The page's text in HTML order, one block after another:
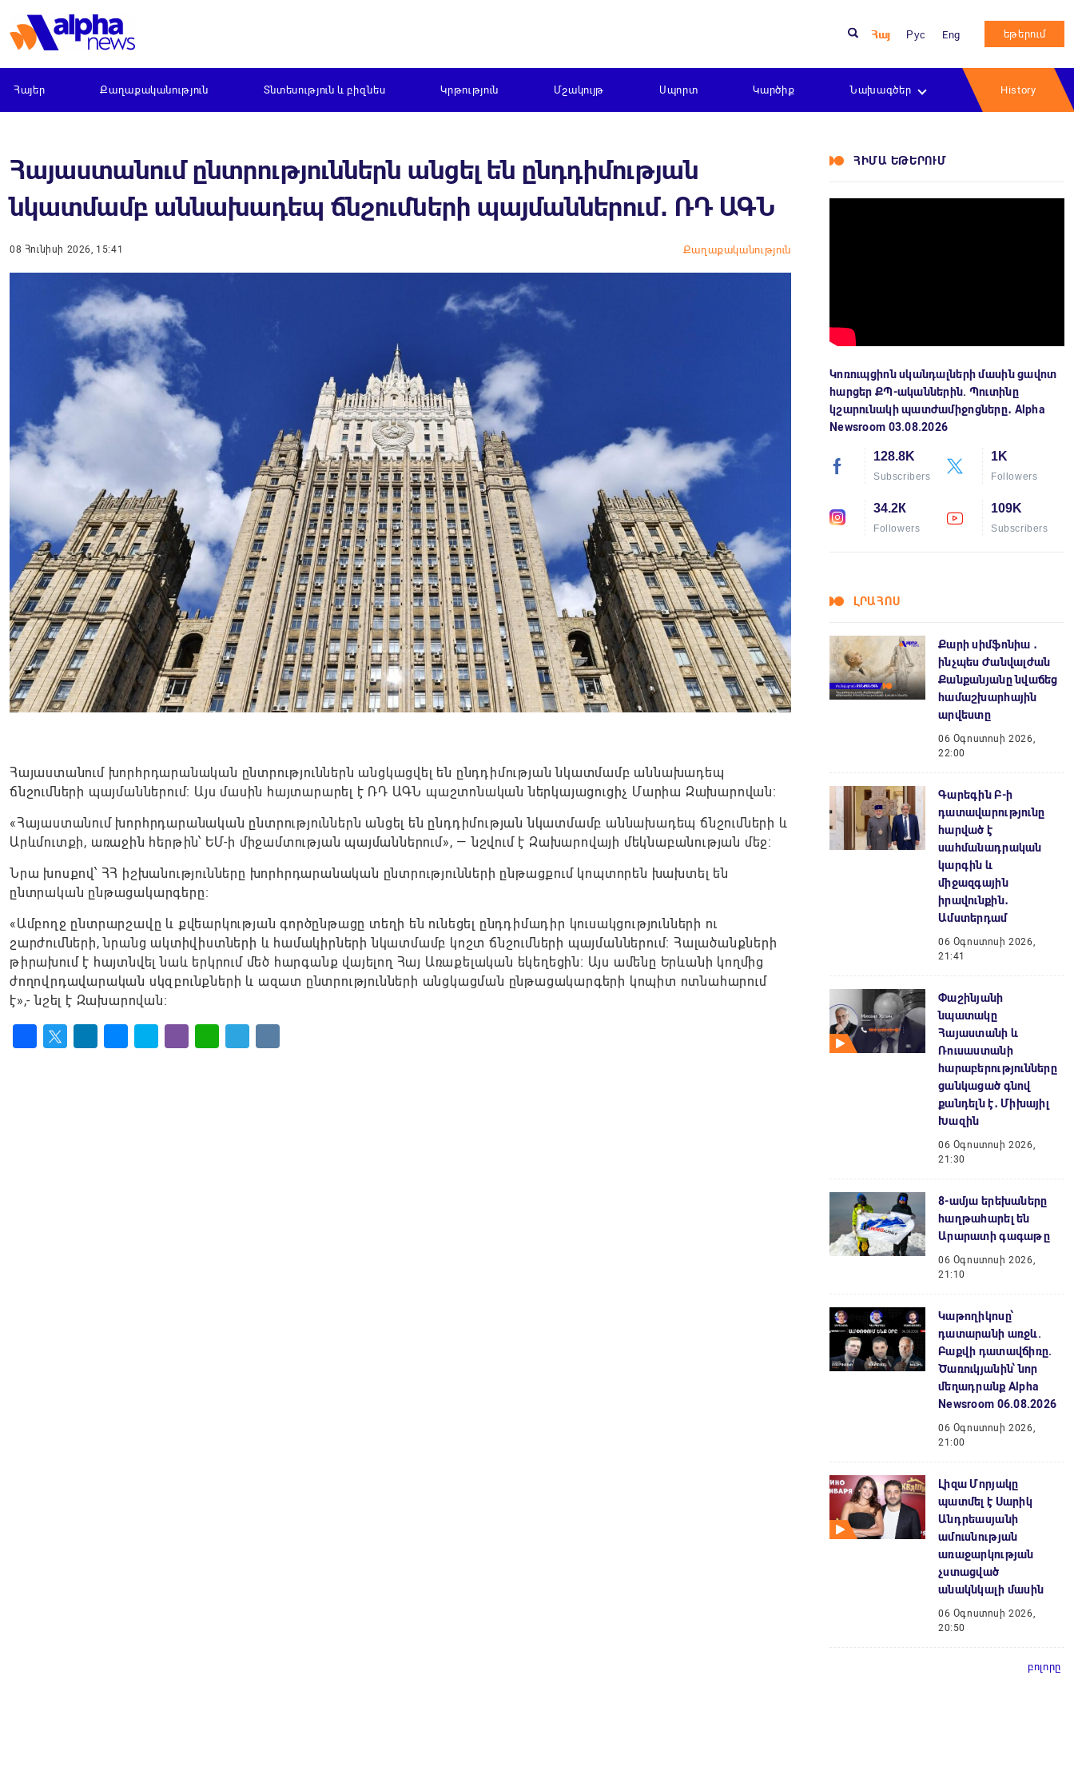
Հայ Рус Eng եթերում
Հայեր Քաղաքականություն Տնտեսություն և բիզնես Կրթություն Մշակույթ Սպորտ Կարծիք Նախագծեր History
Հայաստանում ընտրություններն անցել են ընդդիմության
նկատմամբ աննախադեպ ճնշումների պայմաններում․ ՌԴ ԱԳՆ
08 Հունիսի 2026, 15:41 Քաղաքականություն
Հայաստանում խորհրդարանական ընտրություններն անցկացվել են ընդդիմության նկատմամբ աննախադեպ
ճնշումների պայմաններում։ Այս մասին հայտարարել է ՌԴ ԱԳՆ պաշտոնական ներկայացուցիչ Մարիա Զախարովան։
«Հայաստանում խորհրդարանական ընտրություններն անցել են ընդդիմության նկատմամբ աննախադեպ ճնշումների և
Արևմուտքի, առաջին հերթին՝ ԵՄ-ի միջամտության պայմաններում», — նշվում է Զախարովայի մեկնաբանության մեջ։
Նրա խոսքով՝ ՀՀ իշխանությունները խորհրդարանական ընտրությունների ընթացքում կոպտորեն խախտել են
ընտրական ընթացակարգերը։
«Ամբողջ ընտրարշավը և քվեարկության գործընթացը տեղի են ունեցել ընդդիմադիր կուսակցությունների ու
շարժումների, նրանց ակտիվիստների և համակիրների նկատմամբ կոշտ ճնշումների պայմաններում։ Հալածանքների
թիրախում է հայտնվել նաև երկրում մեծ հարգանք վայելող Հայ Առաքելական եկեղեցին։ Այս ամենը Երևանի կողմից
ժողովրդավարական սկզբունքների և ազատ ընտրությունների անցկացման ընթացակարգերի կոպիտ ոտնահարում
է»,- նշել է Զախարովան։
ՀԻՄԱ ԵԹԵՐՈՒՄ
Կոռուպցիոն սկանդալների մասին ցավոտ
հարցեր ՔՊ-ականներին. Պուտինը
կշարունակի պատժամիջոցները․ Alpha
Newsroom 03.08.2026
128.8K
Subscribers
1K
Followers
34.2К
Followers
109K
Subscribers
ԼՐԱՀՈՍ
Քարի սիմֆոնիա ․
ինչպես Ժանվալժան
Քանքանյանը նվաճեց
համաշխարհային
արվեստը
06 Օգոստոսի 2026,
22:00
Գարեգին Բ-ի
դատավարությունը
հարված է
սահմանադրական
կարգին և
միջազգային
իրավունքին․
Ամստերդամ
06 Օգոստոսի 2026,
21:41
Փաշինյանի
նպատակը
Հայաստանի և
Ռուսաստանի
հարաբերությունները
ցանկացած գնով
քանդելն է․ Միխայիլ
Խազին
06 Օգոստոսի 2026,
21:30
8-ամյա երեխաները
հաղթահարել են
Արարատի գագաթը
06 Օգոստոսի 2026,
21:10
Կաթողիկոսը՝
դատարանի առջև.
Բաքվի դատավճիռը.
Ծառուկյանին՝ նոր
մեղադրանք Alpha
Newsroom 06.08.2026
06 Օգոստոսի 2026,
21:00
Լիզա Մորյակը
պատմել է Սարիկ
Անդրեասյանի
ամուսնության
առաջարկության
չստացված
անակնկալի մասին
06 Օգոստոսի 2026,
20:50
բոլորը